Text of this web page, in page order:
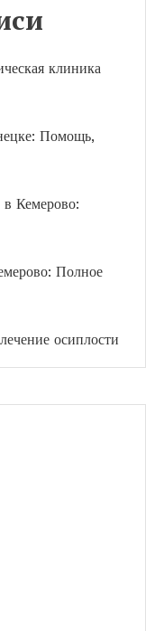
клиника
Помощь,
в Кемерово:
Полное
осиплости